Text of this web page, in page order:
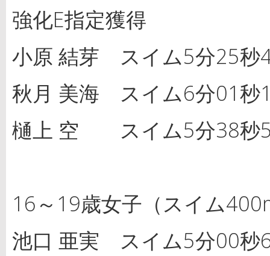
強化E指定獲得
小原 結芽 スイム5分25
秋月 美海 スイム6分01
樋上 空 スイム5分38秒
16～19歳女子（スイム
池口 亜実 スイム5分00